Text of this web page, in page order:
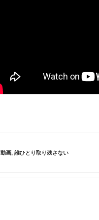
CATEGORIES
動画, 誰ひとり取り残さない